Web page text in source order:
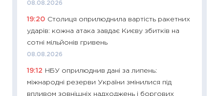
08.08.2026
19:20 Столиця оприлюднила вартість ракетних
ударів: кожна атака завдає Києву збитків на
сотні мільйонів гривень
08.08.2026
19:12
НБУ оприлюднив дані за липень:
міжнародні резерви України змінилися під
впливом зовнішніх надходжень і боргових